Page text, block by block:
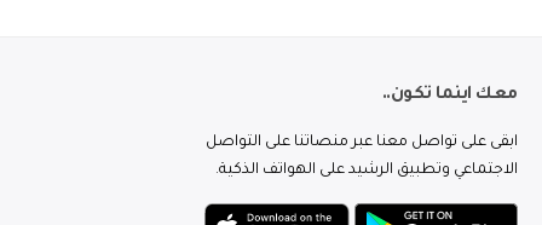
معك اينما تكون..
ابقى على تواصل معنا عبر منصاتنا على التواصل
الاجتماعي وتطبيق الرشيد على الهواتف الذكية.